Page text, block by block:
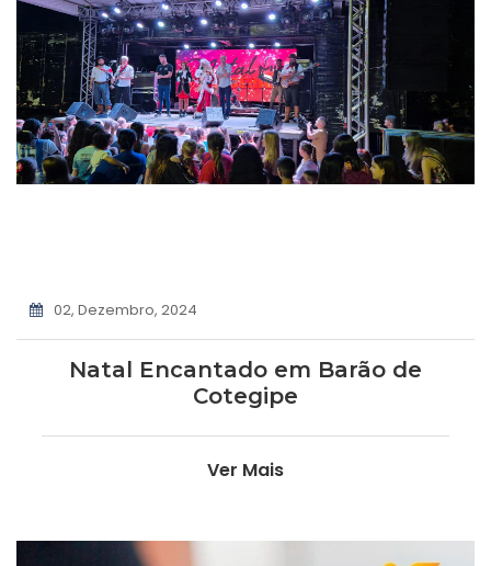
02, Dezembro, 2024
Natal Encantado em Barão de
Cotegipe
Ver Mais